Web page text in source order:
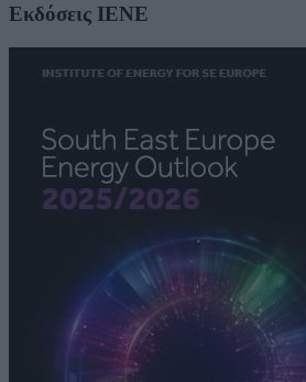
Εκδόσεις ΙΕΝΕ